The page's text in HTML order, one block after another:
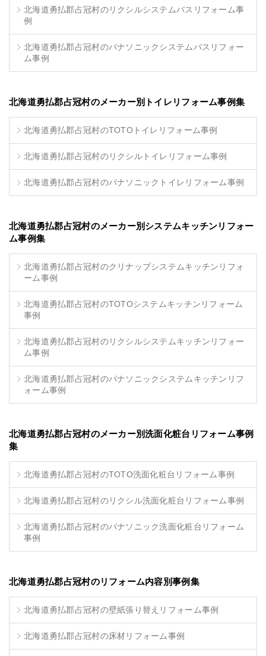
北海道勇払郡占冠村のリクシルシステムバスリフォーム事
例
北海道勇払郡占冠村のパナソニックシステムバスリフォー
ム事例
北海道勇払郡占冠村のメーカー別トイレリフォーム事例集
北海道勇払郡占冠村のTOTOトイレリフォーム事例
北海道勇払郡占冠村のリクシルトイレリフォーム事例
北海道勇払郡占冠村のパナソニックトイレリフォーム事例
北海道勇払郡占冠村のメーカー別システムキッチンリフォー
ム事例集
北海道勇払郡占冠村のクリナップシステムキッチンリフォ
ーム事例
北海道勇払郡占冠村のTOTOシステムキッチンリフォーム
事例
北海道勇払郡占冠村のリクシルシステムキッチンリフォー
ム事例
北海道勇払郡占冠村のパナソニックシステムキッチンリフ
ォーム事例
北海道勇払郡占冠村のメーカー別洗面化粧台リフォーム事例
集
北海道勇払郡占冠村のTOTO洗面化粧台リフォーム事例
北海道勇払郡占冠村のリクシル洗面化粧台リフォーム事例
北海道勇払郡占冠村のパナソニック洗面化粧台リフォーム
事例
北海道勇払郡占冠村のリフォーム内容別事例集
北海道勇払郡占冠村の壁紙張り替えリフォーム事例
北海道勇払郡占冠村の床材リフォーム事例